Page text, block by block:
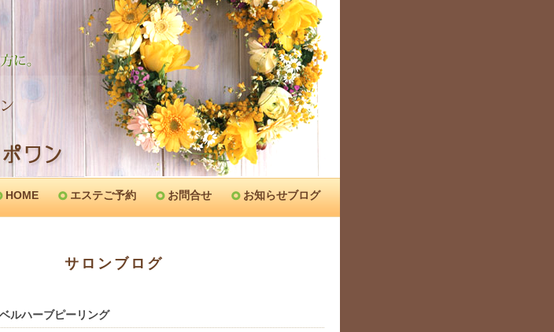
HOME エステご予約 お問合せ お知らせブログ
サロンブログ
ルハーブピーリング